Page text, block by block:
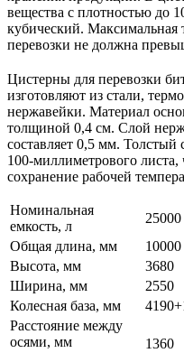
вещества с плотностью до
кубический. Максимальная
перевозки не должна
Цистерны для перевозки
изготовляют из стали,
нержавейки. Материал
толщиной 0,4 см. Слой
составляет 0,5 мм. Толстый
100-миллиметрового листа,
сохранение рабочей
Номинальная
емкость, л
25000
Общая длина, мм
10000
Высота, мм
3680
Ширина, мм
2550
Колесная база, мм
Расстояние между
осями, мм
1360